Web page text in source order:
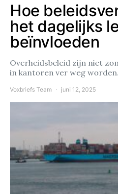
Hoe
het dagelijks
beïnvloeden
Overheidsbeleid zijn niet
in kantoren ver weg
Voxbriefs Team juni 12, 2025